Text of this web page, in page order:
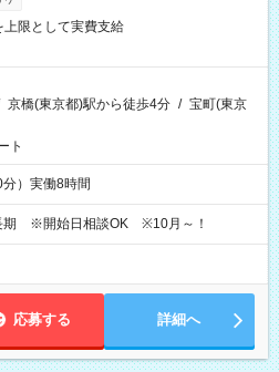
上限として実費支給
京橋(東京都)駅から徒歩4分 / 宝町(東京
ト
）実働8時間
期 ※開始日相談OK ※10月～！
応募する 詳細へ